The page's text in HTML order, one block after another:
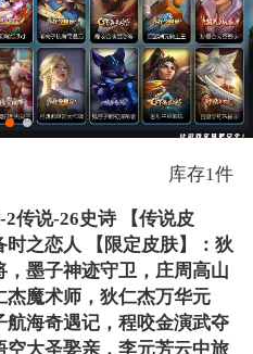
库存1件
传说-26史诗 【传说皮
之恋人 【限定皮肤】：狄
墨子神迹守卫，庄周高山
魔术师，狄仁杰万华元
海奇遇记，程咬金演武夺
大圣娶亲，李元芳云中旅